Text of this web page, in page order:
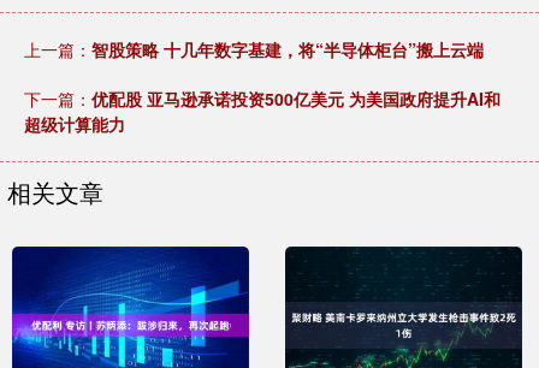
上一篇： 智股策略 十几年数字基建，将“半导体柜台”搬上云端
下一篇： 优配股 亚马逊承诺投资500亿美元 为美国政府提升AI和
超级计算能力
相关文章